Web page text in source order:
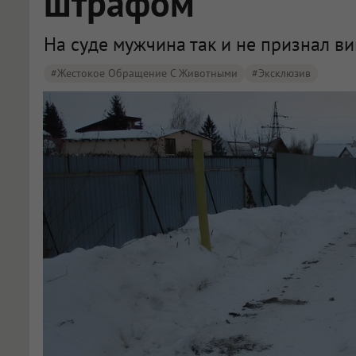
На суде мужчина так и не признал
#жестокое Обращение С Животными #эксклюзив